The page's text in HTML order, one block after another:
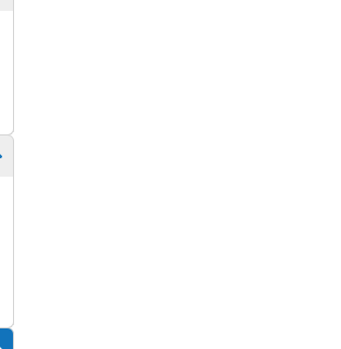
Mostrar/ocultar subpáginas
Mostrar/ocultar subpáginas